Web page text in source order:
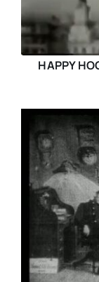
HAPPY